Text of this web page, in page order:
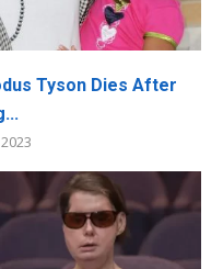
Tyson Dies After